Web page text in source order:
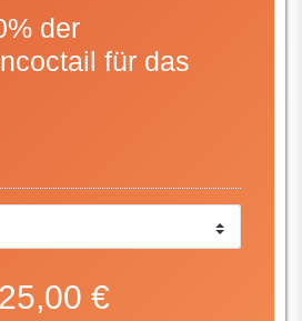
der
für das
25,00 €